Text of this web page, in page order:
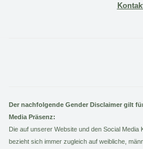
Der nachfolgende Gender Disclaimer gilt
Media Präsenz:
Die auf unserer Website und den Social Media
bezieht sich immer zugleich auf weibliche,